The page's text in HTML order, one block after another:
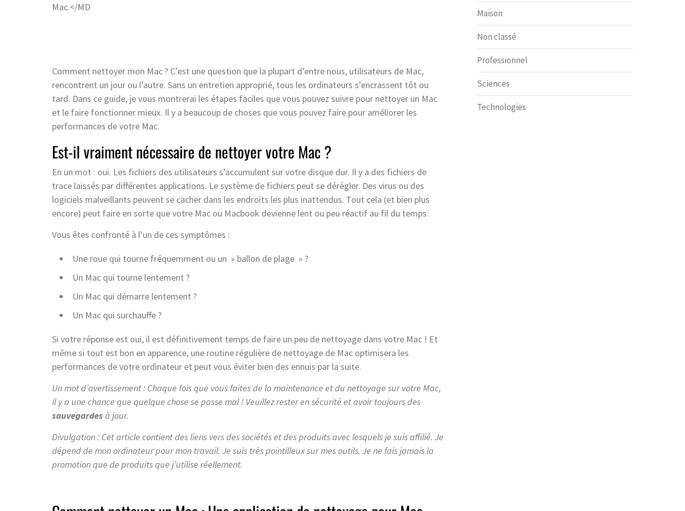
Mac.</MD
Comment nettoyer mon Mac ? C’est une question que la plupart d’entre nous, utilisateurs de Mac,
rencontrent un jour ou l’autre. Sans un entretien approprié, tous les ordinateurs s’encrassent tôt ou
tard. Dans ce guide, je vous montrerai les étapes faciles que vous pouvez suivre pour nettoyer un Mac
et le faire fonctionner mieux. Il y a beaucoup de choses que vous pouvez faire pour améliorer les
performances de votre Mac.
Est-il vraiment nécessaire de nettoyer votre Mac ?
En un mot : oui. Les fichiers des utilisateurs s’accumulent sur votre disque dur. Il y a des fichiers de
trace laissés par différentes applications. Le système de fichiers peut se dérégler. Des virus ou des
logiciels malveillants peuvent se cacher dans les endroits les plus inattendus. Tout cela (et bien plus
encore) peut faire en sorte que votre Mac ou Macbook devienne lent ou peu réactif au fil du temps.
Vous êtes confronté à l’un de ces symptômes :
Une roue qui tourne fréquemment ou un » ballon de plage » ?
Un Mac qui tourne lentement ?
Un Mac qui démarre lentement ?
Un Mac qui surchauffe ?
Si votre réponse est oui, il est définitivement temps de faire un peu de nettoyage dans votre Mac ! Et
même si tout est bon en apparence, une routine régulière de nettoyage de Mac optimisera les
performances de votre ordinateur et peut vous éviter bien des ennuis par la suite.
Un mot d’avertissement : Chaque fois que vous faites de la maintenance et du nettoyage sur votre Mac,
il y a une chance que quelque chose se passe mal ! Veuillez rester en sécurité et avoir toujours des
sauvegardesà jour.
Divulgation : Cet article contient des liens vers des sociétés et des produits avec lesquels je suis affilié. Je
dépend de mon ordinateur pour mon travail. Je suis très pointilleux sur mes outils. Je ne fais jamais la
promotion que de produits que j’utilise réellement.
Maison
Non classé
Professionnel
Sciences
Technologies